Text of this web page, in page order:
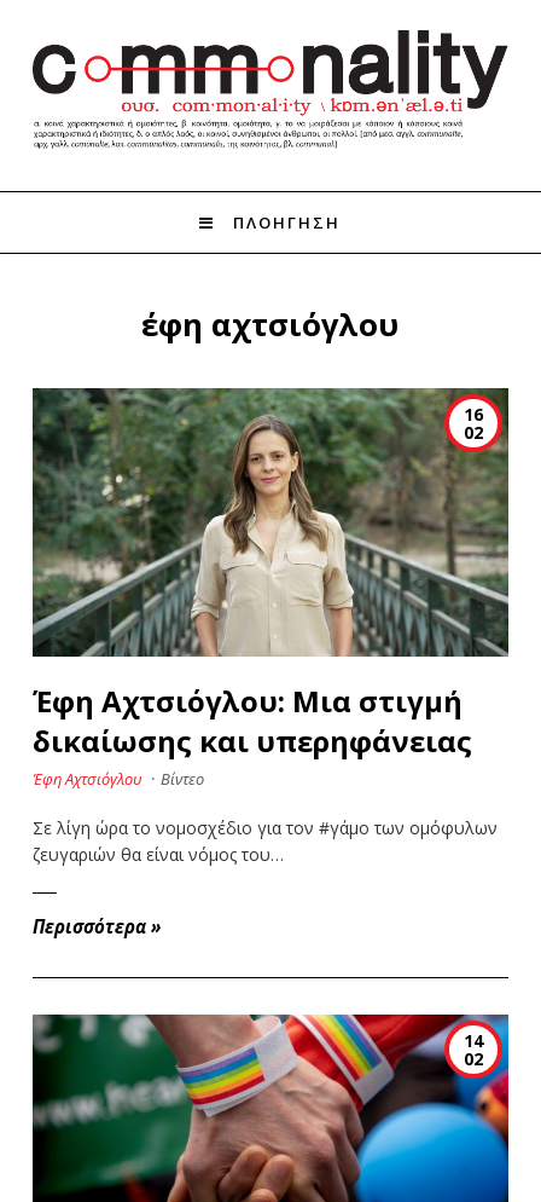
ΠΛΟΗΓΗΣΗ
έφη αχτσιόγλου
16
02
Έφη Αχτσιόγλου: Μια στιγμή
δικαίωσης και υπερηφάνειας
Έφη Αχτσιόγλου · Βίντεο
Σε λίγη ώρα το νομοσχέδιο για τον #γάμο των ομόφυλων
ζευγαριών θα είναι νόμος του…
Περισσότερα »
14
02